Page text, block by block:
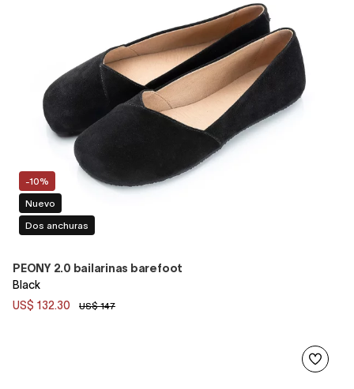
-10%
Nuevo
Dos anchuras
PEONY 2.0 bailarinas barefoot
Black
US$ 132.30
US$ 147